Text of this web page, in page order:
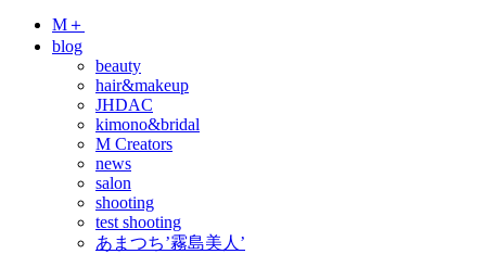
M＋
blog
beauty
hair&makeup
JHDAC
kimono&bridal
M Creators
news
salon
shooting
test shooting
あまつち’霧島美人’